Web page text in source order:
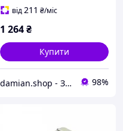
від211 ₴/міс
1 264₴
Купити
damian.shop - Знайдеться все! Техніка і не лише... 98%